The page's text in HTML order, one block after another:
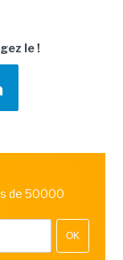
le !
de 50000
OK